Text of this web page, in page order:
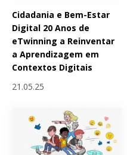
Cidadania e Bem-Estar
Digital 20 Anos de
eTwinning a Reinventar
a Aprendizagem em
Contextos Digitais
21.05.25